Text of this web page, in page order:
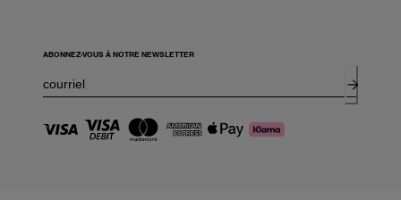
ABONNEZ-VOUS À NOTRE NEWSLETTER